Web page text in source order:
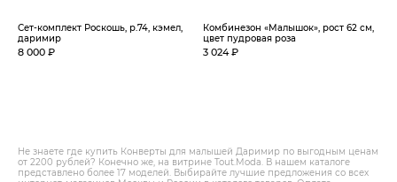
Сет-комплект Роскошь, р.74, кэмел,
даримир
8 000 ₽
Комбинезон «Малышок», рост 62 см,
цвет пудровая роза
3 024 ₽
Не знаете где купить Конверты для малышей Даримир по выгодным ценам
от 2200 рублей? Конечно же, на витрине Tout.Modа. В нашем каталоге
представлено более 17 моделей. Выбирайте лучшие предложения со всех